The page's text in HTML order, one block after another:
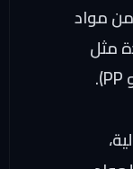
مواد
مثل
البولي بروبيلين المقوى (ABS أو PP).